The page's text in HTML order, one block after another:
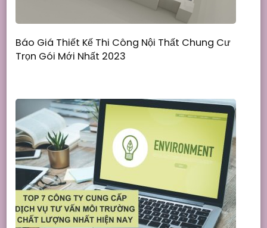
Báo Giá Thiết Kế Thi Công Nội Thất Chung Cư
Trọn Gói Mới Nhất 2023